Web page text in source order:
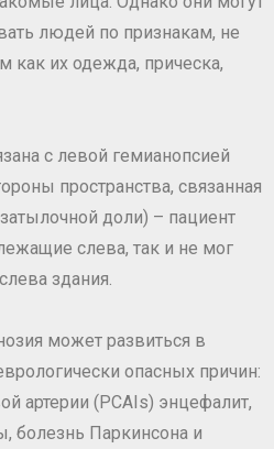
людей по признакам, не
как их одежда, прическа,
с левой гемианопсией
пространства, связанная
доли) – пациент
слева, так и не мог
здания.
может развиться в
опасных причин:
артерии (PCAIs) энцефалит,
болезнь Паркинсона и